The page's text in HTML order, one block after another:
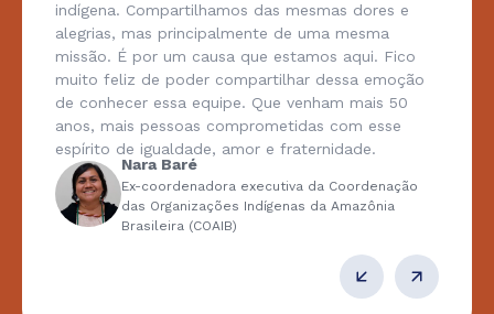
indígena. Compartilhamos das mesmas dores e
alegrias, mas principalmente de uma mesma
missão. É por um causa que estamos aqui. Fico
muito feliz de poder compartilhar dessa emoção
de conhecer essa equipe. Que venham mais 50
anos, mais pessoas comprometidas com esse
espírito de igualdade, amor e fraternidade.
Nara Baré
Ex-coordenadora executiva da Coordenação
das Organizações Indígenas da Amazônia
Brasileira (COAIB)